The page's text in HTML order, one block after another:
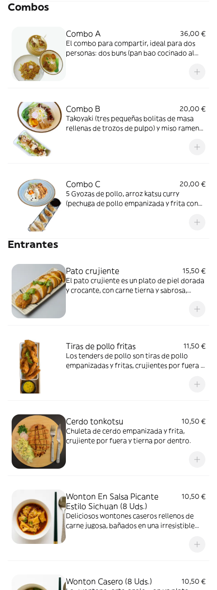
Combos
Combo A
36,00 €
El combo para compartir, ideal para dos
personas: dos buns (pan bao cocinado al
mayonesa), yaki kitsune (fideos japonés de
picante)
Combo B
20,00 €
Takoyaki (tres pequeñas bolitas de masa
rellenas de trozos de pulpo) y miso ramen
Combo C
20,00 €
5 Gyozas de pollo, arroz katsu curry
(pechuga de pollo empanizada y frita con
Entrantes
Pato crujiente
15,50 €
El pato crujiente es un plato de piel dorada
y crocante, con carne tierna y sabrosa,
Tiras de pollo fritas
11,50 €
Los tenders de pollo son tiras de pollo
empanizadas y fritas, crujientes por fuera y
Cerdo tonkotsu
10,50 €
Chuleta de cerdo empanizada y frita,
crujiente por fuera y tierna por dentro.
Wonton En Salsa Picante
Estilo Sichuan (8 Uds.)
10,50 €
Deliciosos wontones caseros rellenos de
carne jugosa, bañados en una irresistible
Wonton Casero (8 Uds.)
10,50 €